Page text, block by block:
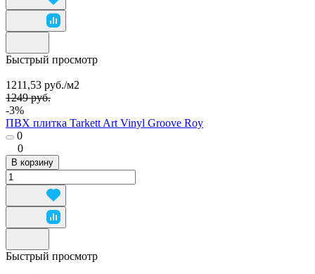
Быстрый просмотр
1211,53 руб./м2
1249 руб.
-3%
ПВХ плитка Tarkett Art Vinyl Groove Roy
0
0
В корзину
Быстрый просмотр